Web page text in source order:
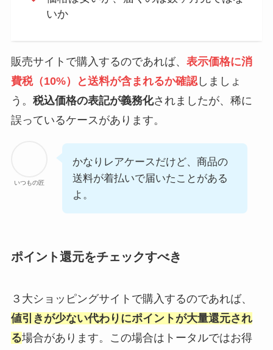
いか
販売サイトで購入するのであれば、 表示価格に消
費税（10%）と送料が含まれるか確認しましょ
う。 税込価格の表記が義務化されましたが、稀に
誤っているケースがあります。
いつもの匠
かなりレアケースだけど、商品の
送料が着払いで届いたことがある
よ。
ポイント還元をチェックすべき
３大ショッピングサイトで購入するのであれば、
値引きが少ない代わりにポイントが大量還元され
る場合があります。この場合はトータルではお得